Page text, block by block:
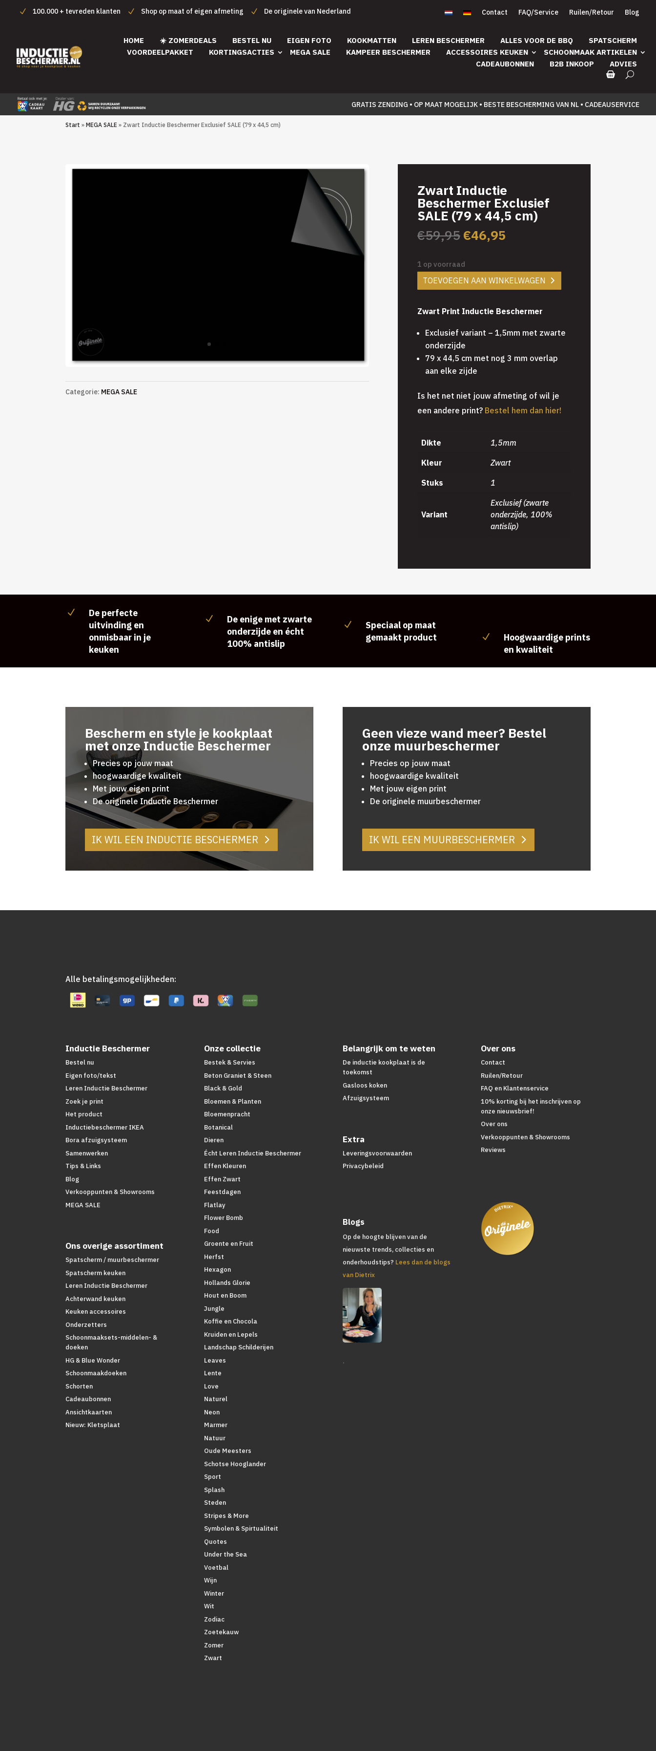
100.000 + tevreden klanten Shop op maat of eigen afmeting De originele van Nederland Contact FAQ/Service Ruilen/Retour Blog
HOME ☀️ ZOMERDEALS BESTEL NU EIGEN FOTO KOOKMATTEN LEREN BESCHERMER ALLES VOOR DE BBQ
SPATSCHERM
VOORDEELPAKKET
KORTINGSACTIES MEGA SALE KAMPEER BESCHERMER ACCESSOIRES KEUKEN
SCHOONMAAK ARTIKELEN
CADEAUBONNEN
B2B INKOOP ADVIES
GRATIS ZENDING • OP MAAT MOGELIJK • BESTE BESCHERMING VAN NL • CADEAUSERVICE
Start »MEGA SALE » Zwart Inductie Beschermer Exclusief SALE (79 x 44,5 cm)
Categorie: MEGA SALE
Zwart Inductie
Beschermer Exclusief
SALE (79 x 44,5 cm)
€59,95 Oorspronkelijke
was:
€59,95.
€46,95
€46,95.
1 op voorraad
TOEVOEGEN AAN WINKELWAGEN
Zwart Print Inductie Beschermer
Exclusief variant – 1,5mm met zwarte
onderzijde
79 x 44,5 cm met nog 3 mm overlap
aan elke zijde
Is het net niet jouw afmeting of wil je
een andere print? Bestel hem dan hier!
Dikte 1,5mm
Kleur Zwart
Stuks 1
Variant
Exclusief (zwarte
onderzijde, 100%
antislip)
N
De perfecte
uitvinding en
onmisbaar in je
keuken
N
De enige met zwarte
onderzijde en écht
100% antislip
N
Speciaal op maat
gemaakt product
N
Hoogwaardige prints
en kwaliteit
Bescherm en style je kookplaat
met onze Inductie Beschermer
Precies op jouw maat
hoogwaardige kwaliteit
Met jouw eigen print
De originele Inductie Beschermer
IK WIL EEN INDUCTIE BESCHERMER
Geen vieze wand meer? Bestel
onze muurbeschermer
Precies op jouw maat
hoogwaardige kwaliteit
Met jouw eigen print
De originele muurbeschermer
IK WIL EEN MUURBESCHERMER
Alle betalingsmogelijkheden:
Inductie Beschermer
Bestel nu
Eigen foto/tekst
Leren Inductie Beschermer
Zoek je print
Het product
Inductiebeschermer IKEA
Bora afzuigsysteem
Samenwerken
Tips & Links
Blog
Verkooppunten & Showrooms
MEGA SALE
Ons overige assortiment
Spatscherm / muurbeschermer
Spatscherm keuken
Leren Inductie Beschermer
Achterwand keuken
Keuken accessoires
Onderzetters
Schoonmaaksets-middelen- &
doeken
HG & Blue Wonder
Schoonmaakdoeken
Schorten
Cadeaubonnen
Ansichtkaarten
Nieuw: Kletsplaat
Onze collectie
Bestek & Servies
Beton Graniet & Steen
Black & Gold
Bloemen & Planten
Bloemenpracht
Botanical
Dieren
Écht Leren Inductie Beschermer
Effen Kleuren
Effen Zwart
Feestdagen
Flatlay
Flower Bomb
Food
Groente en Fruit
Herfst
Hexagon
Hollands Glorie
Hout en Boom
Jungle
Koffie en Chocola
Kruiden en Lepels
Landschap Schilderijen
Leaves
Lente
Love
Naturel
Neon
Marmer
Natuur
Oude Meesters
Schotse Hooglander
Sport
Splash
Steden
Stripes & More
Symbolen & Spirtualiteit
Quotes
Under the Sea
Voetbal
Wijn
Winter
Wit
Zodiac
Zoetekauw
Zomer
Zwart
Belangrijk om te weten
De inductie kookplaat is de
toekomst
Gasloos koken
Afzuigsysteem
Extra
Leveringsvoorwaarden
Privacybeleid
Blogs
Op de hoogte blijven van de
nieuwste trends, collecties en
onderhoudstips? Lees dan de blogs
van Dietrix
.
Over ons
Contact
Ruilen/Retour
FAQ en Klantenservice
10% korting bij het inschrijven op
onze nieuwsbrief!
Over ons
Verkooppunten & Showrooms
Reviews